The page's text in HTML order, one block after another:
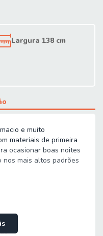
Largura 138 cm
e muito
materiais de primeira
ocasionar boas noites
nos mais altos padrões